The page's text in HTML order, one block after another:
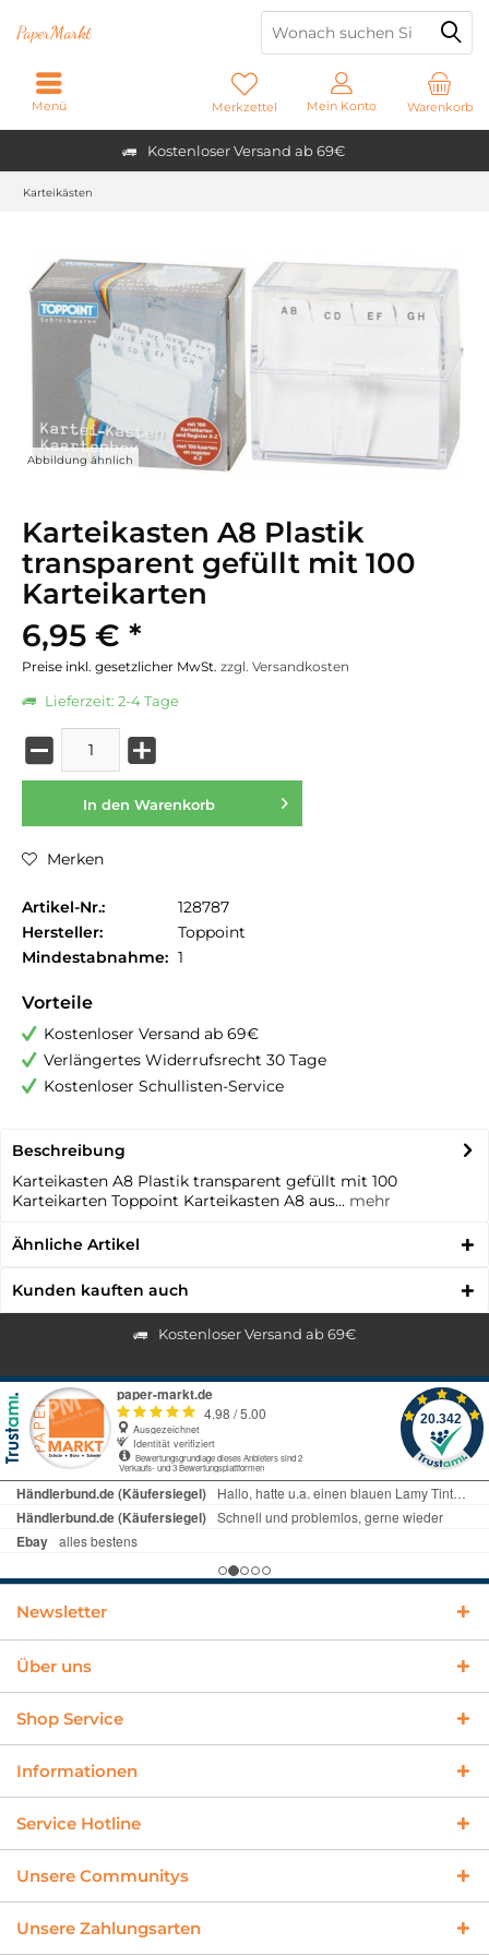
Kostenloser Versand ab 69€
PaperMarkt
Warenkorb
Merkzettel Mein Konto
Menü
Karteikästen
Abbildung ähnlich
Karteikasten A8 Plastik
transparent gefüllt mit 100
Karteikarten
6,95 € *
Preise inkl. gesetzlicher MwSt. zzgl. Versandkosten
Lieferzeit: 2-4 Tage
In den Warenkorb
Merken
Artikel-Nr.:
128787
Hersteller:
Toppoint
Mindestabnahme: 1
Vorteile
Kostenloser Versand ab 69€
Verlängertes Widerrufsrecht 30 Tage
Kostenloser Schullisten-Service
Beschreibung
Karteikasten A8 Plastik transparent gefüllt mit 100
Karteikarten Toppoint Karteikasten A8 aus... mehr
Ähnliche Artikel
Kunden kauften auch
Kostenloser Versand ab 69€
Newsletter
Über uns
Shop Service
Informationen
Service Hotline
Unsere Communitys
Unsere Zahlungsarten